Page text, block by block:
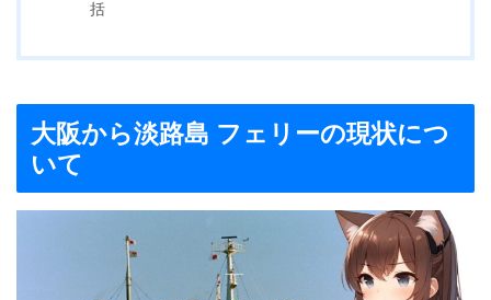
括
大阪から淡路島 フェリーの現状につ
いて